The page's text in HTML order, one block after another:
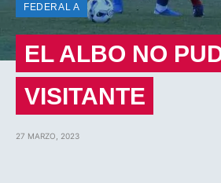
FEDERAL A
EL ALBO NO
VISITANTE
27 MARZO, 2023